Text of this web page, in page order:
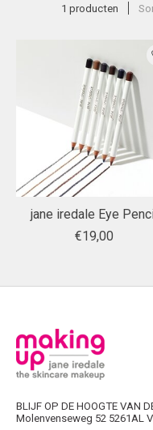
1 producten
jane iredale Eye
€19,00
BLIJF OP DE HOOGTE VAN
Molenvenseweg 52 5261AL